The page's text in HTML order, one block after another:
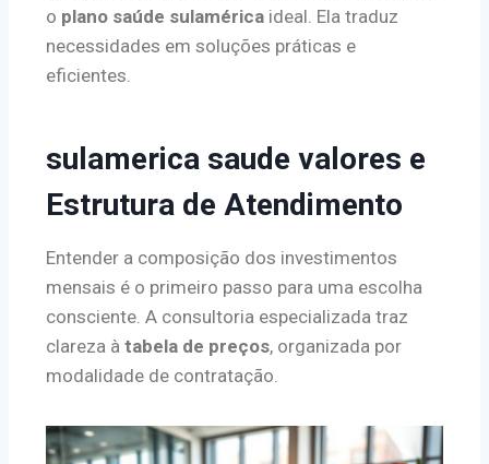
o plano saúde sulamérica ideal. Ela traduz
necessidades em soluções práticas e
eficientes.
sulamerica saude valores e
Estrutura de Atendimento
Entender a composição dos investimentos
mensais é o primeiro passo para uma escolha
consciente. A consultoria especializada traz
clareza à tabela de preços, organizada por
modalidade de contratação.